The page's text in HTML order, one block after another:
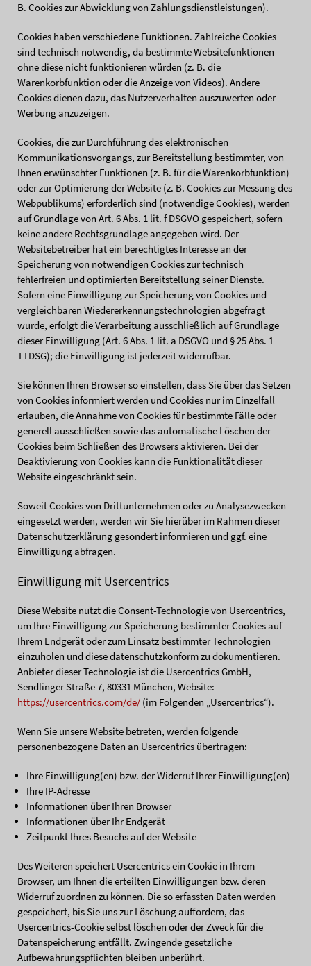
B. Cookies zur Abwicklung von Zahlungsdienstleistungen).
Cookies haben verschiedene Funktionen. Zahlreiche Cookies
sind technisch notwendig, da bestimmte Websitefunktionen
ohne diese nicht funktionieren würden (z. B. die
Warenkorbfunktion oder die Anzeige von Videos). Andere
Cookies dienen dazu, das Nutzerverhalten auszuwerten oder
Werbung anzuzeigen.
Cookies, die zur Durchführung des elektronischen
Kommunikationsvorgangs, zur Bereitstellung bestimmter, von
Ihnen erwünschter Funktionen (z. B. für die Warenkorbfunktion)
oder zur Optimierung der Website (z. B. Cookies zur Messung des
Webpublikums) erforderlich sind (notwendige Cookies), werden
auf Grundlage von Art. 6 Abs. 1 lit. f DSGVO gespeichert, sofern
keine andere Rechtsgrundlage angegeben wird. Der
Websitebetreiber hat ein berechtigtes Interesse an der
Speicherung von notwendigen Cookies zur technisch
fehlerfreien und optimierten Bereitstellung seiner Dienste.
Sofern eine Einwilligung zur Speicherung von Cookies und
vergleichbaren Wiedererkennungstechnologien abgefragt
wurde, erfolgt die Verarbeitung ausschließlich auf Grundlage
dieser Einwilligung (Art. 6 Abs. 1 lit. a DSGVO und § 25 Abs. 1
TTDSG); die Einwilligung ist jederzeit widerrufbar.
Sie können Ihren Browser so einstellen, dass Sie über das Setzen
von Cookies informiert werden und Cookies nur im Einzelfall
erlauben, die Annahme von Cookies für bestimmte Fälle oder
generell ausschließen sowie das automatische Löschen der
Cookies beim Schließen des Browsers aktivieren. Bei der
Deaktivierung von Cookies kann die Funktionalität dieser
Website eingeschränkt sein.
Soweit Cookies von Drittunternehmen oder zu Analysezwecken
eingesetzt werden, werden wir Sie hierüber im Rahmen dieser
Datenschutzerklärung gesondert informieren und ggf. eine
Einwilligung abfragen.
Einwilligung mit Usercentrics
Diese Website nutzt die Consent-Technologie von Usercentrics,
um Ihre Einwilligung zur Speicherung bestimmter Cookies auf
Ihrem Endgerät oder zum Einsatz bestimmter Technologien
einzuholen und diese datenschutzkonform zu dokumentieren.
Anbieter dieser Technologie ist die Usercentrics GmbH,
Sendlinger Straße 7, 80331 München, Website:
https://usercentrics.com/de/(im Folgenden „Usercentrics“).
Wenn Sie unsere Website betreten, werden folgende
personenbezogene Daten an Usercentrics übertragen:
Ihre Einwilligung(en) bzw. der Widerruf Ihrer Einwilligung(en)
Ihre IP-Adresse
Informationen über Ihren Browser
Informationen über Ihr Endgerät
Zeitpunkt Ihres Besuchs auf der Website
Des Weiteren speichert Usercentrics ein Cookie in Ihrem
Browser, um Ihnen die erteilten Einwilligungen bzw. deren
Widerruf zuordnen zu können. Die so erfassten Daten werden
gespeichert, bis Sie uns zur Löschung auffordern, das
Usercentrics-Cookie selbst löschen oder der Zweck für die
Datenspeicherung entfällt. Zwingende gesetzliche
Aufbewahrungspflichten bleiben unberührt.